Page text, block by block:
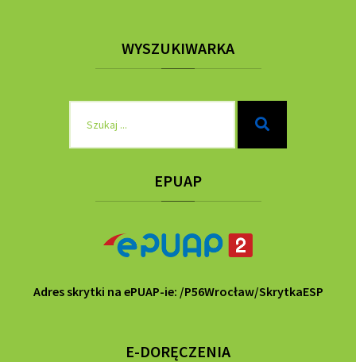
WYSZUKIWARKA
EPUAP
Adres skrytki na ePUAP-ie: /P56Wrocław/SkrytkaESP
E-DORĘCZENIA